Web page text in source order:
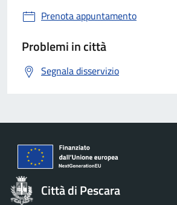
Prenota appuntamento
Problemi in città
Segnala disservizio
Città di Pescara